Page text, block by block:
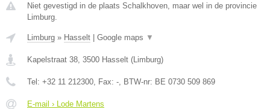
Niet gevestigd in de plaats Schalkhoven, maar wel in de provincie
Limburg.
Limburg » Hasselt Google maps ▼
Kapelstraat 38 3500 Hasselt ( Limburg)
Tel: +32 11 212300 , Fax: - , BTW-nr: BE 0730 509 869
E-mail › Lode Martens